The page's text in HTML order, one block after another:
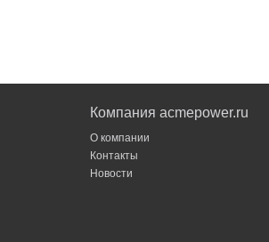
Компания acmepower.ru
О компании
Контакты
Новости